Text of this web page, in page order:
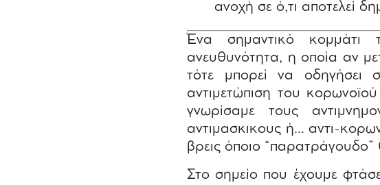
ανοχή σε ό,τι αποτελεί
Ένα σημαντικό κομμάτι
ανευθυνότητα, η οποία αν
τότε μπορεί να οδηγήσει
αντιμετώπιση του
γνωρίσαμε τους
αντιμασκικους ή… αντι-
βρεις όποιο “παρατράγουδο”
Στο σημείο που έχουμε